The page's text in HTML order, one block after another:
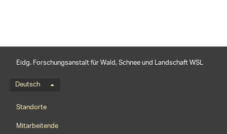
Eidg. Forschungsanstalt für Wald, Schnee und Landschaft WSL
Sprachmenü
Deutsch
Footernavigation
Standorte
Mitarbeitende